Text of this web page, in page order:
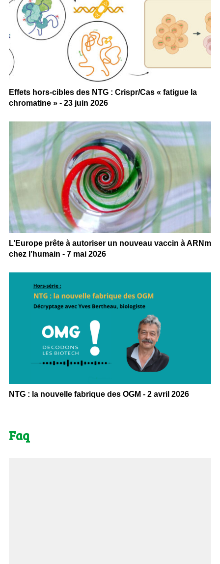
Effets hors-cibles des NTG : Crispr/Cas « fatigue la
chromatine » - 23 juin 2026
L’Europe prête à autoriser un nouveau vaccin à ARNm
chez l’humain - 7 mai 2026
NTG : la nouvelle fabrique des OGM - 2 avril 2026
Faq